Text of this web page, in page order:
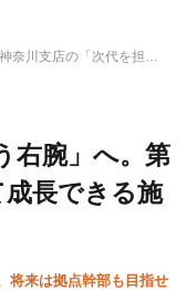
神奈川支店の「次代を担う
右腕」へ。第
長できる施
将来は拠点幹部も目指せ